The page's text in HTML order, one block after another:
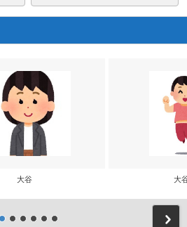
大谷 大